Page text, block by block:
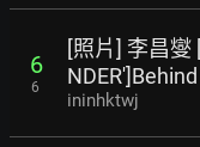
6
6
[照片] 李昌燮
NDER']Behind
ininhktwj